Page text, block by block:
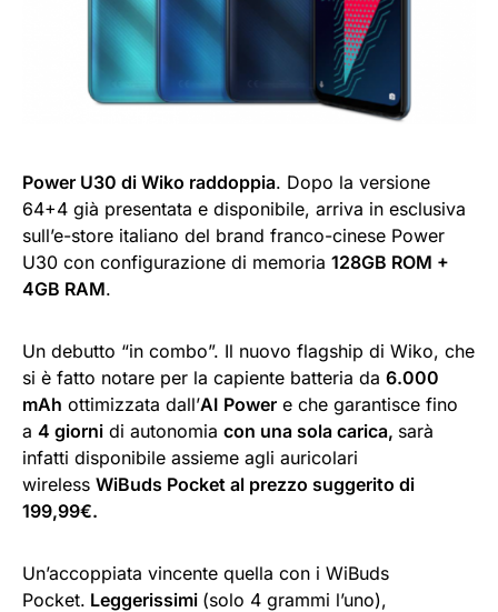
Power U30 di Wiko raddoppia. Dopo la versione
64+4 già presentata e disponibile, arriva in esclusiva
sull’e-store italiano del brand franco-cinese Power
U30 con configurazione di memoria 128GB ROM +
4GB RAM.
Un debutto “in combo”. Il nuovo flagship di Wiko, che
si è fatto notare per la capiente batteria da 6.000
mAh ottimizzata dall’AI Power e che garantisce fino
a 4 giorni di autonomia con una sola carica, sarà
infatti disponibile assieme agli auricolari
wireless WiBuds Pocket al prezzo suggerito di
199,99€.
Un’accoppiata vincente quella con i WiBuds
Pocket. Leggerissimi (solo 4 grammi l’uno),